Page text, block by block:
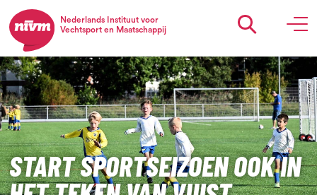
Nederlands Instituut voor
Vechtsport en Maatschappij
START SPORTSEIZOEN OOK IN